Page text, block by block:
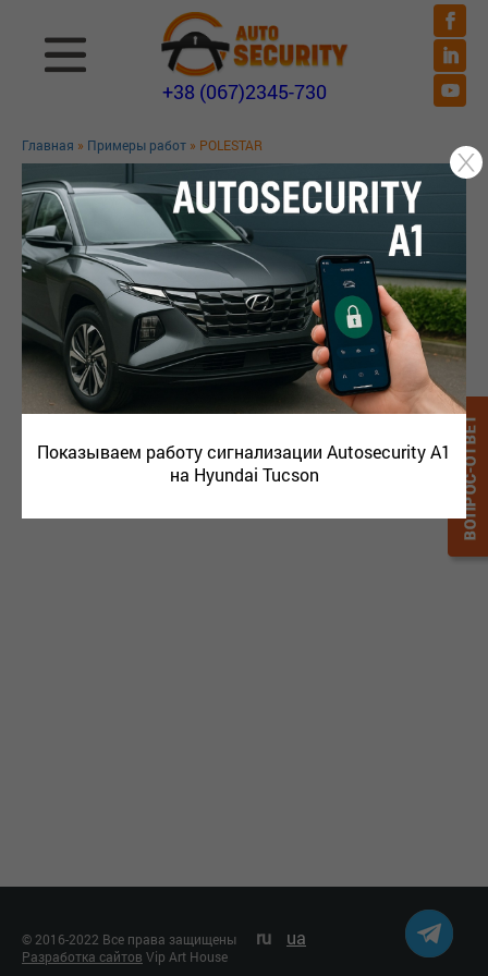
Показываем работу сигнализации Autosecurity A1
на Hyundai Tucson
+38 (067)2345-730
Главная » Примеры работ » POLESTAR
ПРИМЕРЫ РАБОТ
© 2016-2022 Все права защищены ru ua
Разработка сайтов Vip Art House